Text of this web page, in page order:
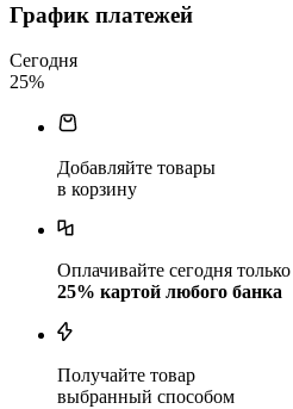
График платежей
Сегодня
25%
Добавляйте товары
в корзину
Оплачивайте сегодня только
25% картой любого банка
Получайте товар
выбранный способом